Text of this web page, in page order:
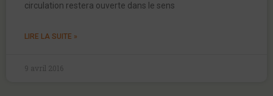
circulation restera ouverte dans le sens
LIRE LA SUITE »
9 avril 2016